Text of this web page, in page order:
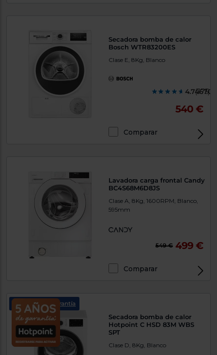
Secadora bomba de calor
Bosch WTR83200ES
Clase E, 8Kg, Blanco
(375)
540 €
Comparar
Lavadora carga frontal Candy
BC4S68M6D8JS
Clase A, 8Kg, 1600RPM, Blanco,
595mm
549 € 499 €
Comparar
5 años de garantía
Secadora bomba de calor
Hotpoint C HSD 83M WBS
SPT
Clase D, 8Kg, Blanco